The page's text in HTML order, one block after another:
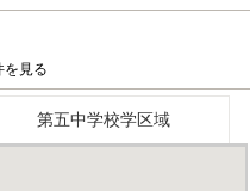
を見る
第五中学校学区域